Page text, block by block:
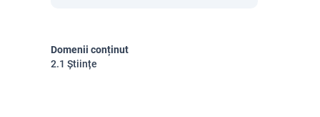
Domenii conținut
2.1 Științe